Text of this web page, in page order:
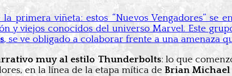
primera viñeta: estos “Nuevos Vengadores” se
y viejos conocidos del universo Marvel. Este
, se ve obligado a colaborar frente a una amenaza
muy al estilo Thunderbolts: lo que
en la línea de la etapa mítica de Brian Michael